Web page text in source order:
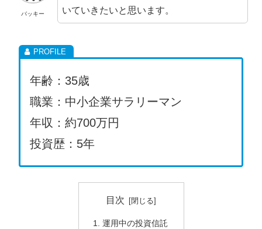
バッキー
いていきたいと思います。
年齢：35歳
職業：中小企業サラリーマン
年収：約700万円
投資歴：5年
目次
運用中の投資信託